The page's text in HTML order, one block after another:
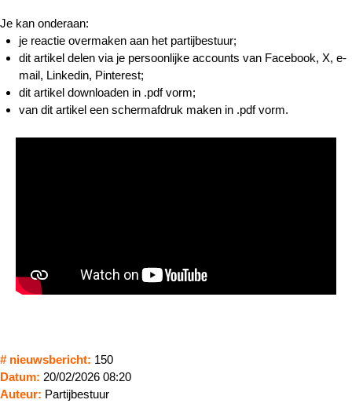
Je kan onderaan:
je reactie overmaken aan het partijbestuur;
dit artikel delen via je persoonlijke accounts van Facebook, X, e-
mail, Linkedin, Pinterest;
dit artikel downloaden in .pdf vorm;
van dit artikel een schermafdruk maken in .pdf vorm.
# nieuwsbericht: 150
Datum: 20/02/2026 08:20
Auteur: Partijbestuur